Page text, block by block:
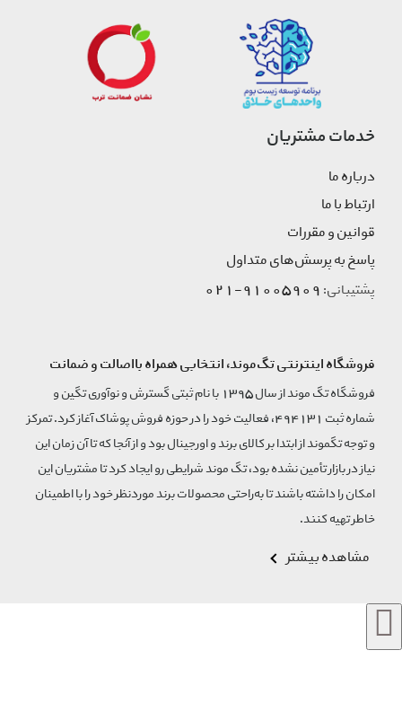
خدمات مشتریان
درباره ما
ارتباط با ما
قوانین و مقررات
پاسخ به پرسش‌های متداول
پشتیبانی:91005909-021
فروشگاه اینترنتی تگ‌موند، انتخابی همراه بااصالت و ضمانت
فروشگاه تگ موند از سال 1395 با نام ثبتی گسترش و نوآوری تگین و
شماره ثبت 494131، فعالیت خود را در حوزه فروش پوشاک آغاز کرد. تمرکز
و توجه تگموند از ابتدا بر کالای برند و اورجینال بود و از آنجا که تا آن زمان این
نیاز در بازار تأمین نشده بود، تگ موند شرایطی رو ایجاد کرد تا مشتریان این
امکان را داشته باشند تا به‌راحتی محصولات برند مورد‌نظر خود را با اطمینان
خاطر تهیه کنند.
مشاهده بیشتر